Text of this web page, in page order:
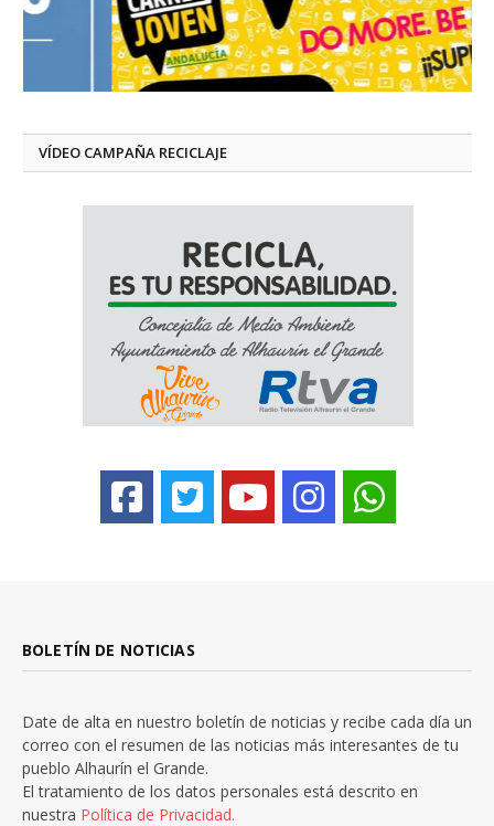
VÍDEO CAMPAÑA RECICLAJE
BOLETÍN DE NOTICIAS
Date de alta en nuestro boletín de noticias y recibe cada día un
correo con el resumen de las noticias más interesantes de tu
pueblo Alhaurín el Grande.
El tratamiento de los datos personales está descrito en
nuestra Política de Privacidad.